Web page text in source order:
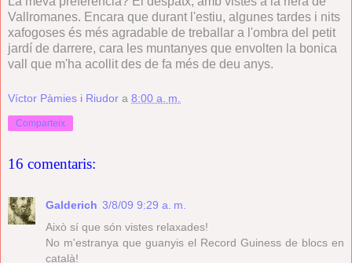
Vallromanes. Encara que durant l'estiu, algunes tardes i nits
xafogoses és més agradable de treballar a l'ombra del petit
jardí de darrere, cara les muntanyes que envolten la bonica
vall que m'ha acollit des de fa més de deu anys.
Víctor Pàmies i Riudor a 8:00 a. m.
Comparteix
16 comentaris:
Galderich 3/8/09 9:29 a. m.
Això sí que són vistes relaxades!
No m'estranya que guanyis el Record Guiness de blocs en
català!